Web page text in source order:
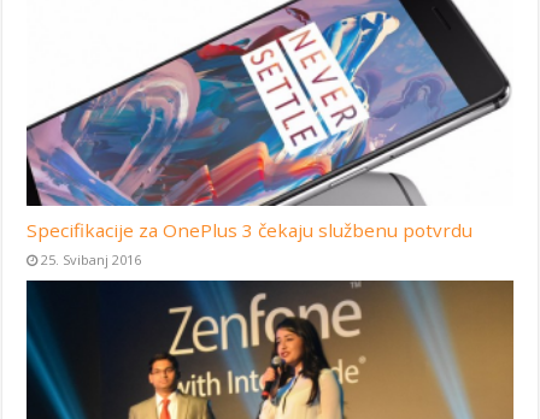
Specifikacije za OnePlus 3 čekaju službenu potvrdu
25. Svibanj 2016